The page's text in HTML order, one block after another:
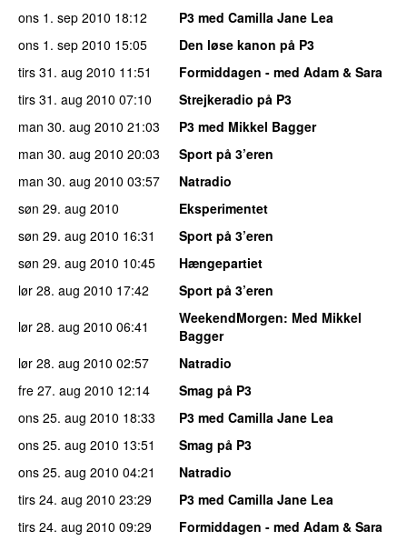
ons 1. sep 2010 18:12
P3 med Camilla Jane Lea
ons 1. sep 2010 15:05
Den løse kanon på P3
tirs 31. aug 2010 11:51
Formiddagen - med Adam & Sara
tirs 31. aug 2010 07:10
Strejkeradio på P3
man 30. aug 2010 21:03
P3 med Mikkel Bagger
man 30. aug 2010 20:03
Sport på 3’eren
man 30. aug 2010 03:57
Natradio
søn 29. aug 2010
Eksperimentet
søn 29. aug 2010 16:31
Sport på 3’eren
søn 29. aug 2010 10:45
Hængepartiet
lør 28. aug 2010 17:42
Sport på 3’eren
lør 28. aug 2010 06:41 WeekendMorgen: Med Mikkel
Bagger
lør 28. aug 2010 02:57
Natradio
fre 27. aug 2010 12:14
Smag på P3
ons 25. aug 2010 18:33
P3 med Camilla Jane Lea
ons 25. aug 2010 13:51
Smag på P3
ons 25. aug 2010 04:21
Natradio
tirs 24. aug 2010 23:29
P3 med Camilla Jane Lea
tirs 24. aug 2010 09:29
Formiddagen - med Adam & Sara